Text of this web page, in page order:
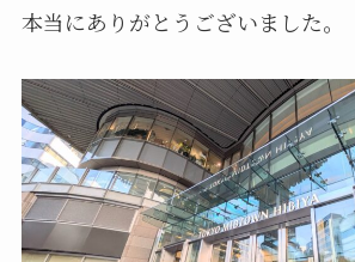
本当にありがとうございました。